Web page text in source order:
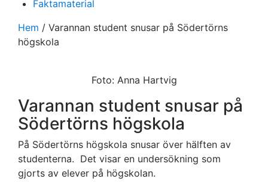
Faktamaterial
Hem / Varannan student snusar på Södertörns
högskola
Foto: Anna Hartvig
Varannan student snusar på
Södertörns högskola
På Södertörns högskola snusar över hälften av
studenterna. Det visar en undersökning som
gjorts av elever på högskolan.